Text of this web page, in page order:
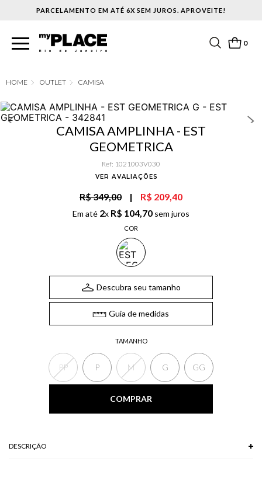
PARCELAMENTO EM ATÉ 6X SEM JUROS. APROVEITE!
0
OUTLET CAMISA
CAMISA AMPLINHA - EST
GEOMETRICA
Ref: 1021003V030
VER AVALIAÇÕES
R$ 349,00 | R$ 209,40
Em até 2x R$ 104,70 sem juros
COR
TAMANHO
PP P M G GG
Descubra seu tamanho
Guia de medidas
COMPRAR
DESCRIÇÃO